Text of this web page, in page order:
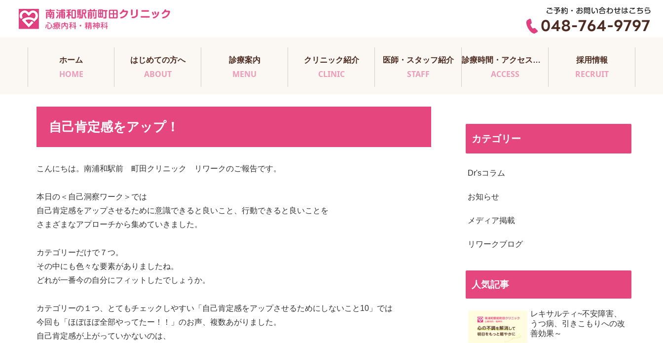
ホーム
HOME
はじめての方へ
ABOUT
診療案内
MENU
クリニック紹介
CLINIC
医師・スタッフ紹介
STAFF
診療時間・アクセス・医師担当表
ACCESS
採用情報
RECRUIT
自己肯定感をアップ！
こんにちは。南浦和駅前 町田クリニック リワークのご報告です。
本日の＜自己洞察ワーク＞では
自己肯定感をアップさせるために意識できると良いこと、行動できると良いことを
さまざまなアプローチから集めていきました。
カテゴリーだけで７つ。
その中にも色々な要素がありましたね。
どれが一番今の自分にフィットしたでしょうか。
カテゴリーの１つ、とてもチェックしやすい「自己肯定感をアップさせるためにしないこと10」では
今回も「ほぼほぼ全部やってたー！！」のお声、複数あがりました。
自己肯定感が上がっていかないのは、
カテゴリー
Dr'sコラム
お知らせ
メディア掲載
リワークブログ
人気記事
レキサルティ~不安障害、
うつ病、引きこもりへの改
善効果～